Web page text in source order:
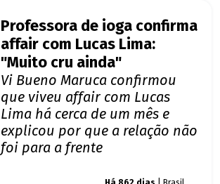
Professora de ioga confirma
affair com Lucas Lima:
"Muito cru ainda"
Vi Bueno Maruca confirmou
que viveu affair com Lucas
Lima há cerca de um mês e
explicou por que a relação não
foi para a frente